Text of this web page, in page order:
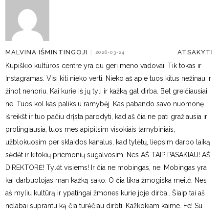
MALVINA IŠMINTINGOJI 2026-03-24 ATSAKYTI
Kupiškio kultūros centre yra du geri meno vadovai. Tik tokas ir
Instagramas. Visi kiti nieko verti. Nieko aš apie tuos kitus nežinau ir
žinot nenoriu. Kai kurie iš jų tyli ir kažką gal dirba. Bet greičiausiai
ne. Tuos kol kas paliksiu ramybėj. Kas pabando savo nuomonę
išreikšt ir tuo pačiu drįsta parodyti, kad aš čia ne pati gražiausia ir
protingiausia, tuos mes apipilsim visokiais tarnybiniais,
užblokuosim per sklaidos kanalus, kad tylėtų, liepsim darbo laiką
sėdėt ir kitokių priemonių sugalvosim. Nes AŠ TAIP PASAKIAU! AŠ
DIREKTORĖ! Tylėt visiems! Ir čia ne mobingas, ne. Mobingas yra
kai darbuotojas man kažką sako. O čia tikra žmogiška meilė. Nes
aš myliu kultūrą ir ypatingai žmones kurie joje dirba.. Šiaip tai aš
nelabai suprantu ką čia turėčiau dirbti. Kažkokiam kaime. Fe! Su